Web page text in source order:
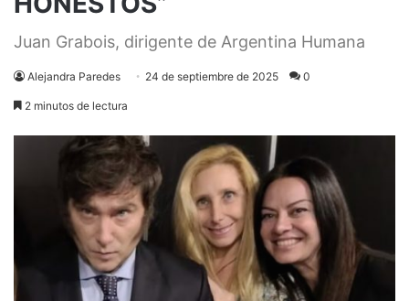
Juan Grabois, dirigente de Argentina Humana
Alejandra Paredes 24 de septiembre de 2025 0
2 minutos de lectura